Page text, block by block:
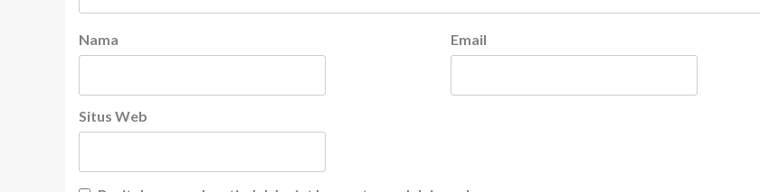
Nama Email
Situs Web